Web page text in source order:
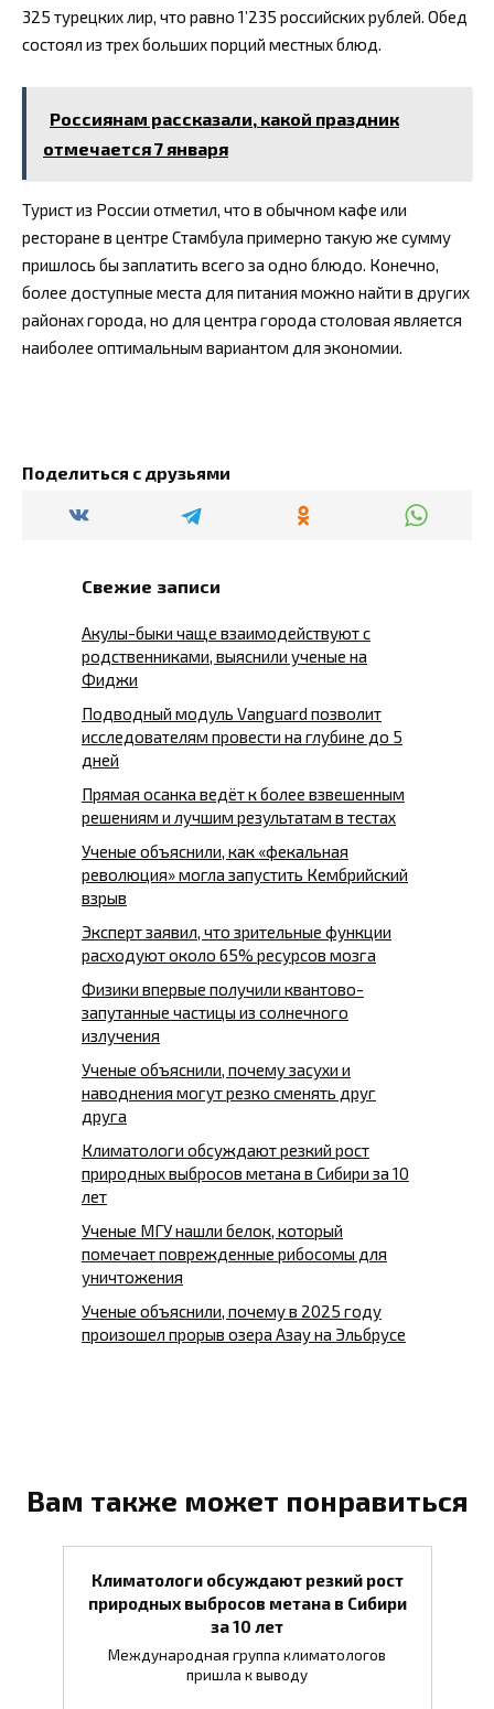
325 турецких лир, что равно 1’235 российских рублей. Обед
состоял из трех больших порций местных блюд.
Россиянам рассказали, какой праздник
отмечается 7 января
Турист из России отметил, что в обычном кафе или
ресторане в центре Стамбула примерно такую же сумму
пришлось бы заплатить всего за одно блюдо. Конечно,
более доступные места для питания можно найти в других
районах города, но для центра города столовая является
наиболее оптимальным вариантом для экономии.
Поделиться с друзьями
Свежие записи
Акулы-быки чаще взаимодействуют с
родственниками, выяснили ученые на
Фиджи
Подводный модуль Vanguard позволит
исследователям провести на глубине до 5
дней
Прямая осанка ведёт к более взвешенным
решениям и лучшим результатам в тестах
Ученые объяснили, как «фекальная
революция» могла запустить Кембрийский
взрыв
Эксперт заявил, что зрительные функции
расходуют около 65% ресурсов мозга
Физики впервые получили квантово-
запутанные частицы из солнечного
излучения
Ученые объяснили, почему засухи и
наводнения могут резко сменять друг
друга
Климатологи обсуждают резкий рост
природных выбросов метана в Сибири за 10
лет
Ученые МГУ нашли белок, который
помечает поврежденные рибосомы для
уничтожения
Ученые объяснили, почему в 2025 году
произошел прорыв озера Азау на Эльбрусе
Вам также может понравиться
Климатологи обсуждают резкий рост
природных выбросов метана в Сибири
за 10 лет
Международная группа климатологов
пришла к выводу